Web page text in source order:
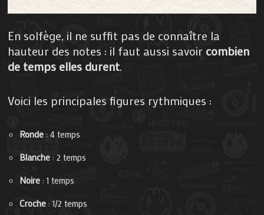
En solfège, il ne suffit pas de connaître la
hauteur des notes : il faut aussi savoir combien
de temps elles durent.
Voici les principales figures rythmiques :
Ronde : 4 temps
Blanche : 2 temps
Noire : 1 temps
Croche : 1/2 temps